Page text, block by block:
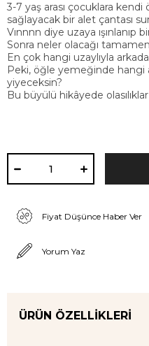
3-7 yaş arası çocuklara kendi
sağlayacak bir alet çantası
Vınnnn diye uzaya ışınlanıp
Sonra neler olacağı
En çok hangi uzaylıyla
Peki, öğle yemeğinde hangi
yiyeceksin?
Bu büyülü hikâyede
Fiyat Düşünce Haber Ver
Yorum Yaz
ÜRÜN ÖZELLIKLERI